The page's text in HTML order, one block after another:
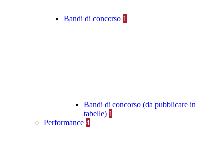
Bandi di concorso 1
Bandi di concorso (da pubblicare in
tabelle) 1
Performance 4